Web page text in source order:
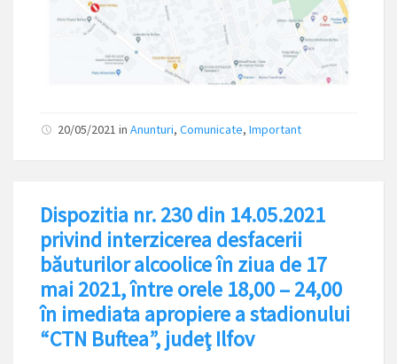
20/05/2021 in Anunturi, Comunicate, Important
Dispozitia nr. 230 din 14.05.2021
privind interzicerea desfacerii
băuturilor alcoolice în ziua de 17
mai 2021, între orele 18,00 – 24,00
în imediata apropiere a stadionului
“CTN Buftea”, judeţ Ilfov